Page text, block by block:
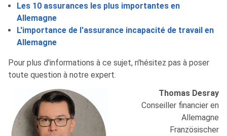
Les 10 assurances les plus importantes en
Allemagne
L'importance de l'assurance incapacité de travail en
Allemagne
Pour plus d'informations à ce sujet, n'hésitez pas à poser
toute question à notre expert.
Thomas Desray
Conseiller financier en
Allemagne
Französischer